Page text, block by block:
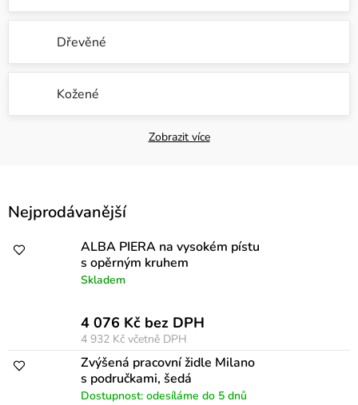
Dřevěné
Kožené
Zobrazit více
Nejprodávanější
ALBA PIERA na vysokém pístu
s opěrným kruhem
Skladem
4 932 Kč včetně DPH
4 076 Kč bez DPH
Zvýšená pracovní židle Milano
s područkami, šedá
Dostupnost: odesíláme do 5 dnů
V
ý
p
r
o